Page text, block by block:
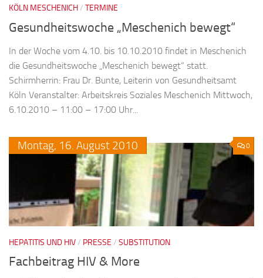
KÖLN MESCHENICH/ TERMINE
Gesundheitswoche „Meschenich bewegt“
In der Woche vom 4.10. bis 10.10.2010 findet in Meschenich
die Gesundheitswoche „Meschenich bewegt“ statt.
Schirmherrin: Frau Dr. Bunte, Leiterin von Gesundheitsamt
Köln Veranstalter: Arbeitskreis Soziales Meschenich Mittwoch,
6.10.2010 – 11:00 – 17:00 Uhr...
0
Montag, 16. August 2010
HEPATITIS UND HIV/ PRESSE / SUBSTITUTION
Fachbeitrag HIV & More